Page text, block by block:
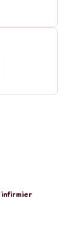
infirmier